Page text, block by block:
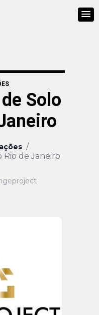
Solo
/
Rio de Janeiro